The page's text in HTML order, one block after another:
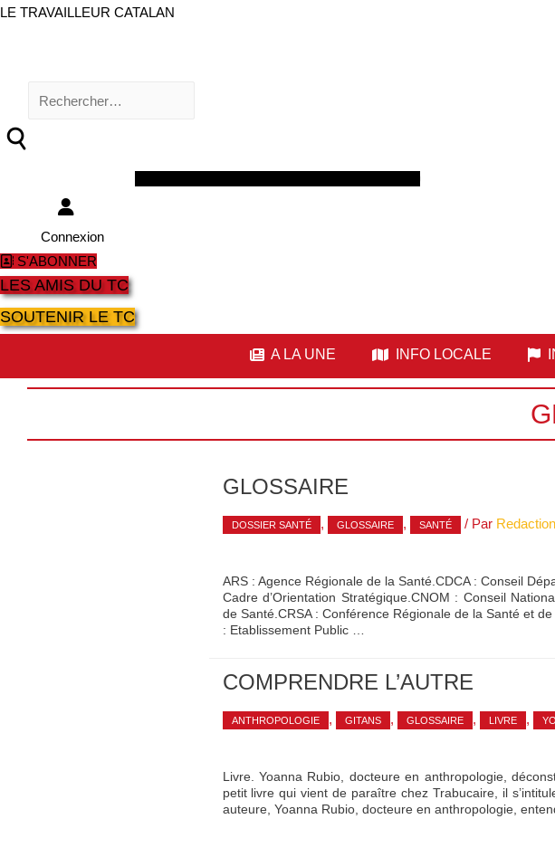
LE TRAVAILLEUR CATALAN
Rechercher :
Connexion
S'ABONNER
LES AMIS DU TC
SOUTENIR LE TC
A LA UNE INFO LOCALE
GLOSSAIRE
DOSSIER SANTÉ , GLOSSAIRE , SANTÉ / Par
ARS : Agence Régionale de la Santé.CDCA : Conseil
Cadre d’Orientation Stratégique.CNOM : Conseil
de Santé.CRSA : Conférence Régionale de la Santé et
: Etablissement Public …
COMPRENDRE L’AUTRE
ANTHROPOLOGIE , GITANS , GLOSSAIRE , LIVRE ,
Livre. Yoanna Rubio, docteure en anthropologie,
petit livre qui vient de paraître chez Trabucaire, il
auteure, Yoanna Rubio, docteure en anthropologie,